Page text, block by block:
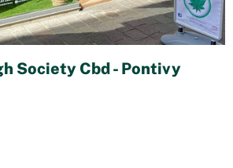
Society Cbd - Pontivy